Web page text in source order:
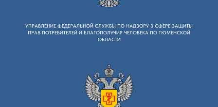
УПРАВЛЕНИЕ ФЕДЕРАЛЬНОЙ СЛУЖБЫ ПО НАДЗОРУ B СФЕРЕ ЗАЩИТЫ
ПРАВ ПОТРЕБИТЕЛЕЙ И БЛАГОПОЛУЧИЯ ЧЕЛОВЕКА ПО ТЮМЕНСКОЙ
ОБЛАСТИ